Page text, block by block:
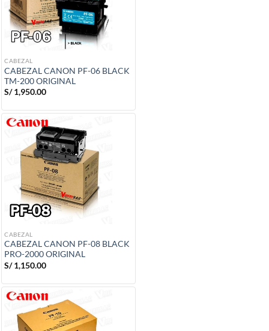
CABEZAL
CABEZAL CANON PF-06 BLACK
TM-200 ORIGINAL
S/1,950.00
CABEZAL
CABEZAL CANON PF-08 BLACK
PRO-2000 ORIGINAL
S/1,150.00